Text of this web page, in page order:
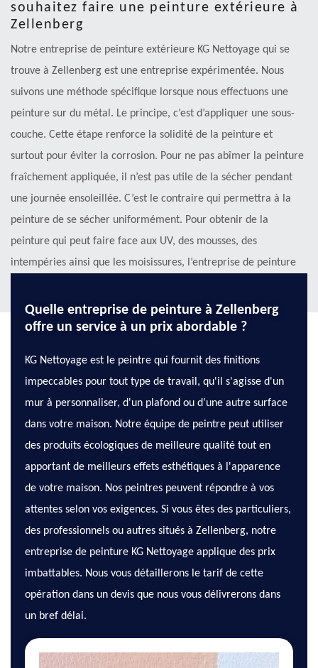
souhaitez faire une peinture extérieure à
Zellenberg
Notre entreprise de peinture extérieure KG Nettoyage qui se
trouve à Zellenberg est une entreprise expérimentée. Nous
suivons une méthode spécifique lorsque nous effectuons une
peinture sur du métal. Le principe, c’est d’appliquer une sous-
couche. Cette étape renforce la solidité de la peinture et
surtout pour éviter la corrosion. Pour ne pas abîmer la peinture
fraîchement appliquée, il n’est pas utile de la sécher pendant
une journée ensoleillée. C’est le contraire qui permettra à la
peinture de se sécher uniformément. Pour obtenir de la
peinture qui peut faire face aux UV, des mousses, des
intempéries ainsi que les moisissures, l’entreprise de peinture
Quelle entreprise de peinture à Zellenberg
offre un service à un prix abordable ?
KG Nettoyage est le peintre qui fournit des finitions
impeccables pour tout type de travail, qu'il s'agisse d'un
mur à personnaliser, d'un plafond ou d'une autre surface
dans votre maison. Notre équipe de peintre peut utiliser
des produits écologiques de meilleure qualité tout en
apportant de meilleurs effets esthétiques à l'apparence
de votre maison. Nos peintres peuvent répondre à vos
attentes selon vos exigences. Si vous êtes des particuliers,
des professionnels ou autres situés à Zellenberg, notre
entreprise de peinture KG Nettoyage applique des prix
imbattables. Nous vous détaillerons le tarif de cette
opération dans un devis que nous vous délivrerons dans
un bref délai.